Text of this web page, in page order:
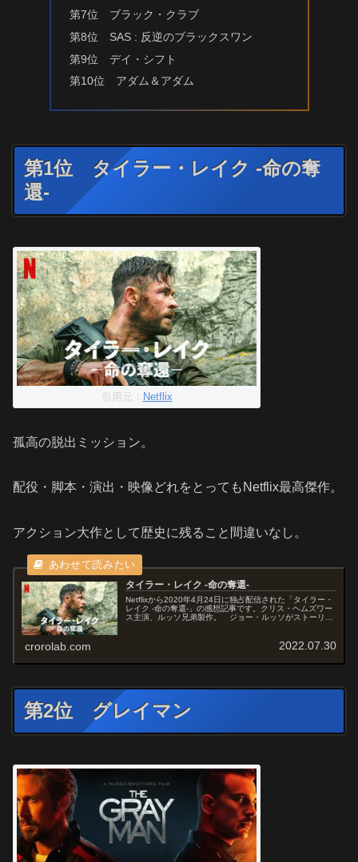
第7位 ブラック・クラブ
第8位 SAS : 反逆のブラックスワン
第9位 デイ・シフト
第10位 アダム＆アダム
第1位 タイラー・レイク -命の奪
還-
引用元： Netflix
孤高の脱出ミッション。
配役・脚本・演出・映像どれをとってもNetflix最高傑作。
アクション大作として歴史に残ること間違いなし。
タイラー・レイク -命の奪還-
Netflixから2020年4月24日に独占配信された「タイラー・
レイク -命の奪還-」の感想記事です。クリス・ヘムズワー
ス主演、ルッソ兄弟製作。 ジョー・ルッソがストーリー
crorolab.com 2022.07.30
第2位 グレイマン